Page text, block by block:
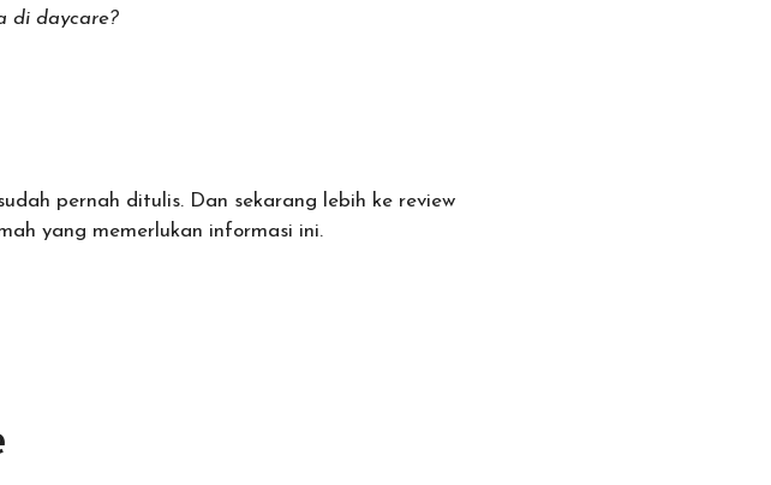
di daycare?
pernah ditulis. Dan sekarang lebih ke review
yang memerlukan informasi ini.